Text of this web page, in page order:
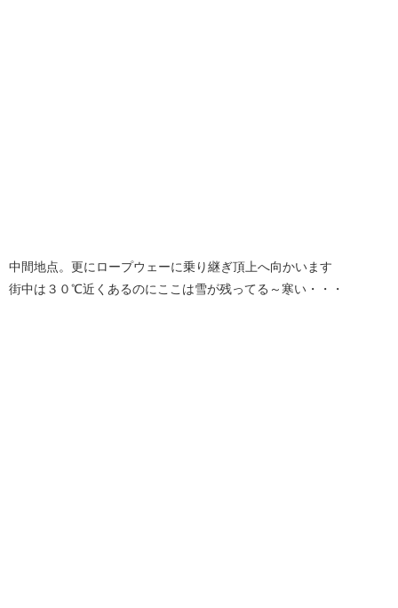
中間地点。更にロープウェーに乗り継ぎ頂上へ向かいます
街中は３０℃近くあるのにここは雪が残ってる～寒い・・・